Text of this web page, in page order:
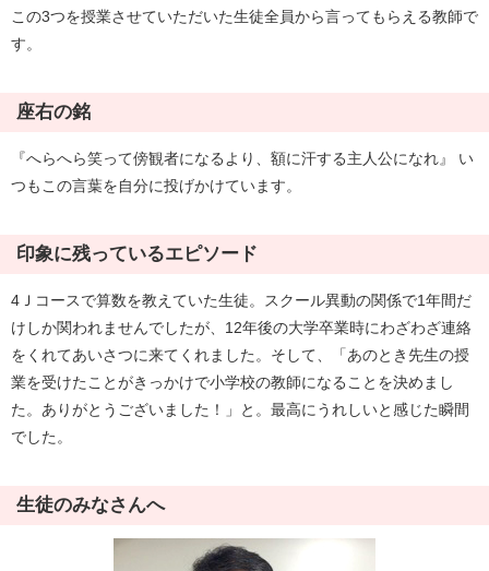
この3つを授業させていただいた生徒全員から言ってもらえる教師で
す。
座右の銘
『へらへら笑って傍観者になるより、額に汗する主人公になれ』 い
つもこの言葉を自分に投げかけています。
印象に残っているエピソード
4Ｊコースで算数を教えていた生徒。スクール異動の関係で1年間だ
けしか関われませんでしたが、12年後の大学卒業時にわざわざ連絡
をくれてあいさつに来てくれました。そして、「あのとき先生の授
業を受けたことがきっかけで小学校の教師になることを決めまし
た。ありがとうございました！」と。最高にうれしいと感じた瞬間
でした。
生徒のみなさんへ